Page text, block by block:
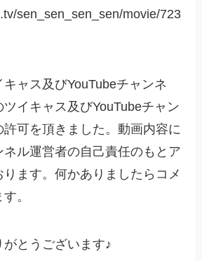
sen_sen_sen_sen/movie/723
ャス及びYouTubeチャンネ
イキャス及びYouTubeチャン
可を頂きました。動画内容に
ル運営者の自己責任のもとア
ります。何かありましたらコメ
。
がとうございます♪